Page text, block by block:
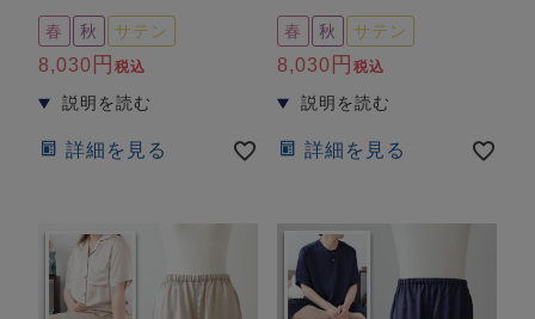
春 秋 サテン
8,030 税込
詳細を見る
春 秋 サテン
8,030 税込
詳細を見る